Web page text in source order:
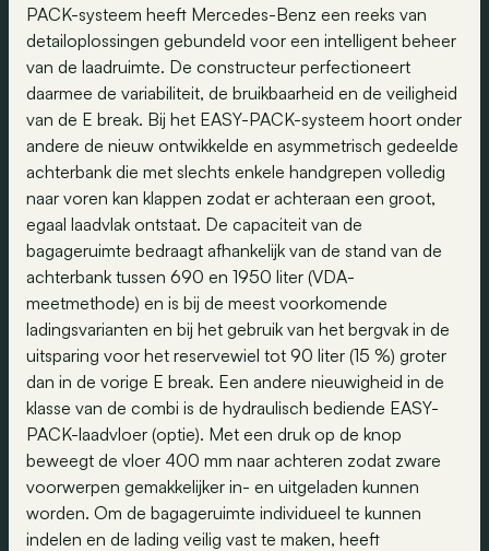
PACK-systeem heeft Mercedes-Benz een reeks van
detailoplossingen gebundeld voor een intelligent beheer
van de laadruimte. De constructeur perfectioneert
daarmee de variabiliteit, de bruikbaarheid en de veiligheid
van de E break. Bij het EASY-PACK-systeem hoort onder
andere de nieuw ontwikkelde en asymmetrisch gedeelde
achterbank die met slechts enkele handgrepen volledig
naar voren kan klappen zodat er achteraan een groot,
egaal laadvlak ontstaat. De capaciteit van de
bagageruimte bedraagt afhankelijk van de stand van de
achterbank tussen 690 en 1950 liter (VDA-
meetmethode) en is bij de meest voorkomende
ladingsvarianten en bij het gebruik van het bergvak in de
uitsparing voor het reservewiel tot 90 liter (15 %) groter
dan in de vorige E break. Een andere nieuwigheid in de
klasse van de combi is de hydraulisch bediende EASY-
PACK-laadvloer (optie). Met een druk op de knop
beweegt de vloer 400 mm naar achteren zodat zware
voorwerpen gemakkelijker in- en uitgeladen kunnen
worden. Om de bagageruimte individueel te kunnen
indelen en de lading veilig vast te maken, heeft